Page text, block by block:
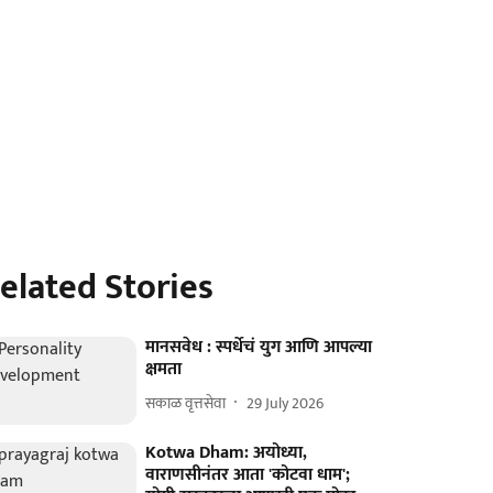
Stories
मानसवेध : स्पर्धेचं युग आणि आपल्या
क्षमता
सकाळ वृत्तसेवा 29 July 2026
Kotwa Dham: अयोध्या,
वाराणसीनंतर आता 'कोटवा धाम';